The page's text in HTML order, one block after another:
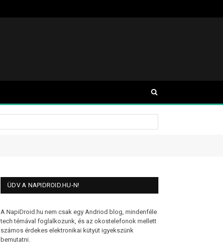
ÜDV A NAPIDROID.HU-N!
A NapiDroid.hu nem csak egy Andriod blog, mindenféle
tech témával foglalkozunk, és az okostelefonok mellett
számos érdekes elektronikai kütyüt igyekszünk
bemutatni.